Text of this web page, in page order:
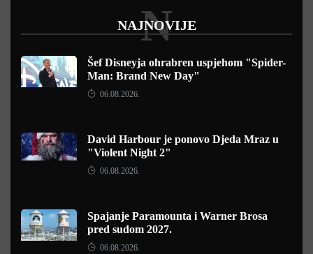
NAJNOVIJE
N
Šef Disneyja ohrabren uspjehom "Spider-
Man: Brand New Day"
06.08.2026.
David Harbour je ponovo Djeda Mraz u
"Violent Night 2"
06.08.2026.
Spajanje Paramounta i Warner Brosa
pred sudom 2027.
06.08.2026.